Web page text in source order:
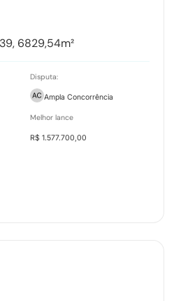
6829,54m²
Disputa:
Ampla Concorrência
Melhor lance
R$ 1.577.700,00